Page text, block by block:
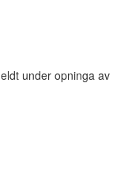
under opninga av